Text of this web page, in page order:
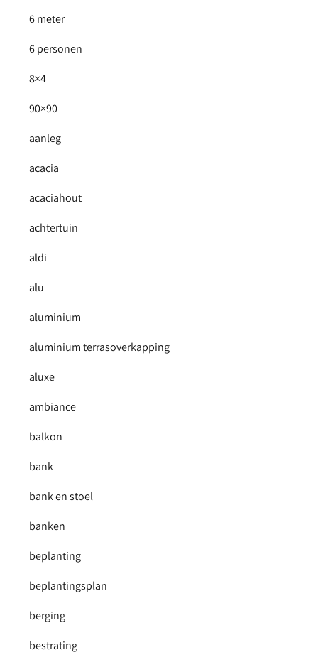
6 meter
6 personen
8×4
90×90
aanleg
acacia
acaciahout
achtertuin
aldi
alu
aluminium
aluminium terrasoverkapping
aluxe
ambiance
balkon
bank
bank en stoel
banken
beplanting
beplantingsplan
berging
bestrating